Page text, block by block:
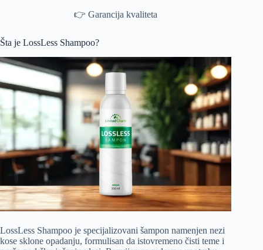
👉 Garancija kvaliteta
Šta je LossLess Shampoo?
LossLess Shampoo je specijalizovani šampon namenjen nezi
kose sklone opadanju, formulisan da istovremeno čisti teme i